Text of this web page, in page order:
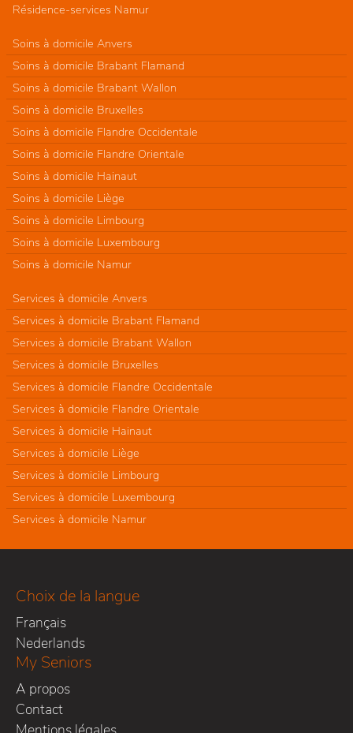
Résidence-services Namur
Soins à domicile Anvers
Soins à domicile Brabant Flamand
Soins à domicile Brabant Wallon
Soins à domicile Bruxelles
Soins à domicile Flandre Occidentale
Soins à domicile Flandre Orientale
Soins à domicile Hainaut
Soins à domicile Liège
Soins à domicile Limbourg
Soins à domicile Luxembourg
Soins à domicile Namur
Services à domicile Anvers
Services à domicile Brabant Flamand
Services à domicile Brabant Wallon
Services à domicile Bruxelles
Services à domicile Flandre Occidentale
Services à domicile Flandre Orientale
Services à domicile Hainaut
Services à domicile Liège
Services à domicile Limbourg
Services à domicile Luxembourg
Services à domicile Namur
Choix de la langue
Français
Nederlands
My Seniors
A propos
Contact